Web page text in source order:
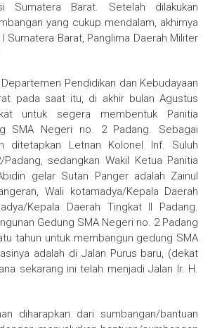
Sumatera Barat. Setelah dilakukan
yang cukup mendalam, akhirnya
Sumatera Barat, Panglima Daerah Militer
Pendidikan dan Kebudayaan
pada saat itu, di akhir bulan Agustus
untuk segera membentuk Panitia
SMA Negeri no. 2 Padang. Sebagai
ditetapkan Letnan Kolonel Inf. Suluh
Padang, sedangkan Wakil Ketua Panitia
gelar Sutan Panger adalah Zainul
Wali kotamadya/Kepala Daerah
Kepala Daerah Tingkat II Padang.
Gedung SMA Negeri no. 2 Padang
tahun untuk membangun gedung SMA
adalah di Jalan Purus baru, (dekat
sekarang ini telah menjadi Jalan Ir. H.
diharapkan dari sumbangan/bantuan